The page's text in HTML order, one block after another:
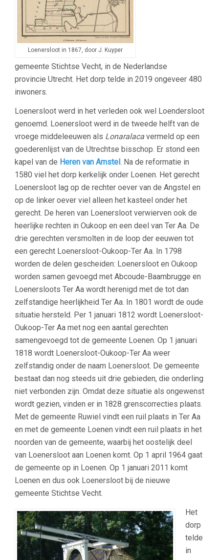
Loenersloot in 1867, door J. Kuyper
gemeente Stichtse Vecht, in de Nederlandse
provincie Utrecht. Het dorp telde in 2019 ongeveer 480
inwoners.
Loenersloot werd in het verleden ook wel Loendersloot
genoemd. Loenersloot werd in de tweede helft van de
vroege middeleeuwen als Lonaralaca vermeld op een
goederenlijst van de Utrechtse bisschop. Er stond een
kapel van de Heren van Amstel. Na de reformatie in
1580 viel het dorp kerkelijk onder Loenen. Het gerecht
Loenersloot lag op de rechter oever van de Angstel en
op de linker oever viel alleen het kasteel onder het
gerecht. De heren van Loenersloot verwierven ook de
heerlijke rechten in Oukoop en een deel van Ter Aa. De
drie gerechten versmolten in de loop der eeuwen tot
een gerecht Loenersloot-Oukoop-Ter Aa. In 1798
worden de delen gescheiden: Loenersloot en Oukoop
worden samen gevoegd met Abcoude-Baambrugge en
Loenersloots Ter Aa wordt herenigd met de tot dan
zelfstandige heerlijkheid Ter Aa. In 1801 wordt de oude
situatie hersteld. Per 1 januari 1812 wordt Loenersloot-
Oukoop-Ter Aa met nog een aantal gerechten
samengevoegd tot de gemeente Loenen. Op 1 januari
1818 wordt Loenersloot-Oukoop-Ter Aa weer
zelfstandig onder de naam Loenersloot. De gemeente
bestaat dan nog steeds uit drie gebieden, die onderling
niet verbonden zijn. Omdat deze situatie als ongewenst
wordt gezien, vinden er in 1828 grenscorrecties plaats.
Met de gemeente Ruwiel vindt een ruil plaats in Ter Aa
en met de gemeente Loenen vindt een ruil plaats in het
noorden van de gemeente, waarbij het oostelijk deel
van Loenersloot aan Loenen komt. Op 1 april 1964 gaat
de gemeente op in Loenen. Op 1 januari 2011 komt
Loenen en dus ook Loenersloot bij de nieuwe
gemeente Stichtse Vecht.
Het
dorp
telde
in